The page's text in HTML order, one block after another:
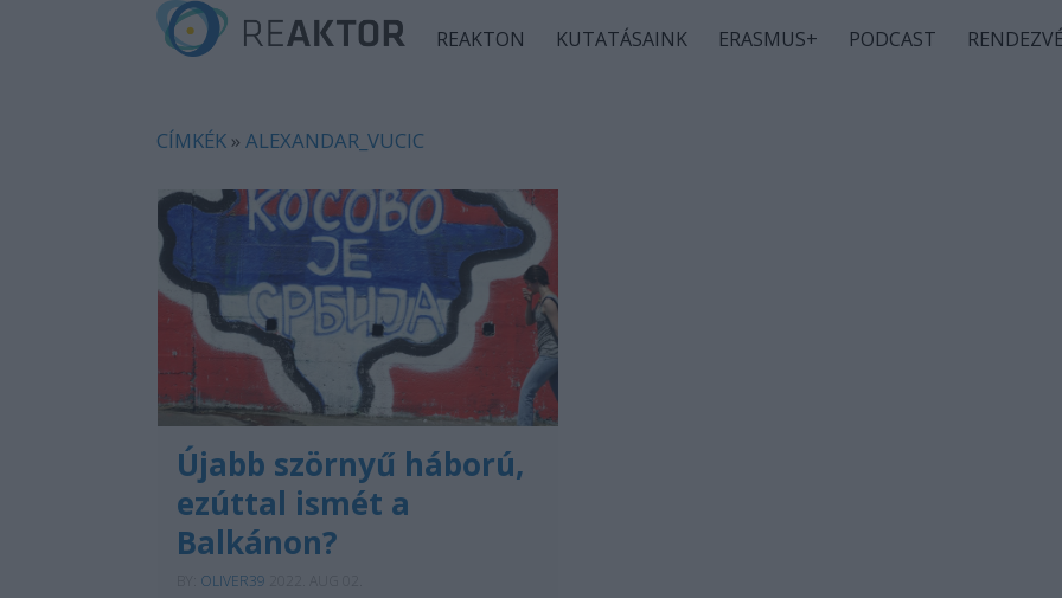
REAKTON KUTATÁSAINK ERASMUS+ PODCAST
CÍMKÉK » ALEXANDAR_VUCIC
Újabb szörnyű háború,
ezúttal ismét a
Balkánon?
OLIVER39